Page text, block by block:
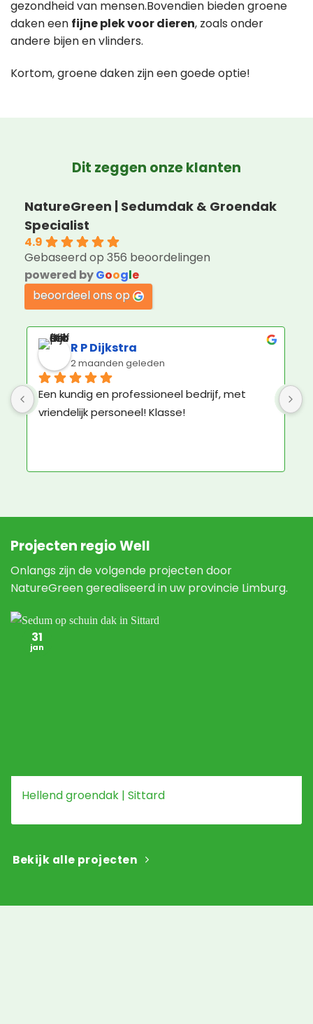
gezondheid van mensen.Bovendien bieden groene
daken een fijne plek voor dieren, zoals onder
andere bijen en vlinders.
Kortom, groene daken zijn een goede optie!
Dit zeggen onze klanten
NatureGreen | Sedumdak & Groendak
Specialist
4.9
Gebaseerd op 356 beoordelingen
powered byGoogle
beoordeel ons op
Jorin Hoogenboom
3 maanden geleden
Geweldige service en ruim voldoende
materiaal om het groene dak zelf aan te
Projecten regio Well
Onlangs zijn de volgende projecten door
NatureGreen gerealiseerd in uw provincie Limburg.
Hellend groendak | Sittard
31
jan
Bekijk alle projecten